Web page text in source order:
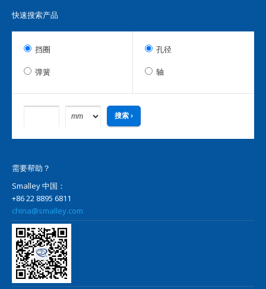
快速搜索产品
挡圈
弹簧
孔径
轴
需要帮助？
Smalley 中国：
+86 22 8895 6811
china@smalley.com